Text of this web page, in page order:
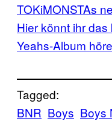
TOKiMONSTAs
Hier könnt ihr
Yeahs-Album
Tagged:
BNR Boys Boys